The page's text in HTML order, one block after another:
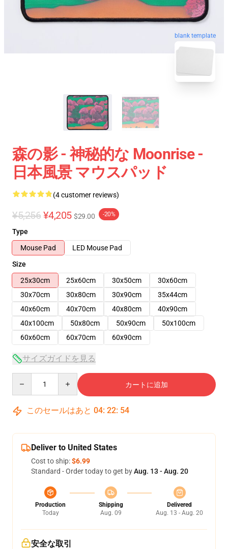
blank template
森の影 - 神秘的な Moonrise -
日本風景 マウスパッド
(4 customer reviews)
¥5,256 ¥4,205 $29.00 -20%
Type
Mouse Pad
LED Mouse Pad
Size
25x30cm
25x60cm 30x50cm
30x60cm
30x70cm
30x80cm 30x90cm
35x44cm
40x60cm
40x70cm 40x80cm
40x90cm
40x100cm
50x80cm 50x90cm
50x100cm
60x60cm
60x70cm 60x90cm
サイズガイドを見る
カートに追加
このセールはあと 04: 22: 53
Deliver to United States
Cost to ship:$6.99
Standard - Order today to get byAug. 13 - Aug. 20
Production
Today
Shipping
Aug. 09
Delivered
Aug. 13 - Aug. 20
安全な取引